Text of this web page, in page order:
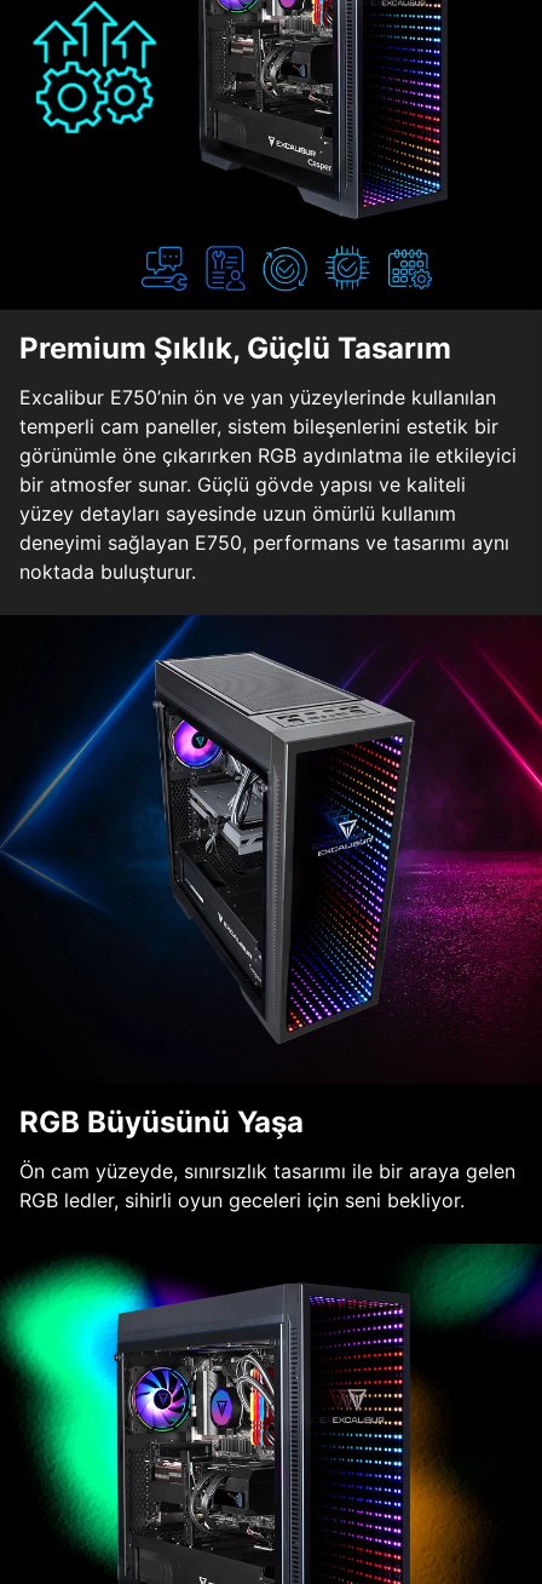
Premium Şıklık, Güçlü Tasarım
Excalibur E750’nin ön ve yan yüzeylerinde kullanılan
temperli cam paneller, sistem bileşenlerini estetik bir
görünümle öne çıkarırken RGB aydınlatma ile etkileyici
bir atmosfer sunar. Güçlü gövde yapısı ve kaliteli
yüzey detayları sayesinde uzun ömürlü kullanım
deneyimi sağlayan E750, performans ve tasarımı aynı
noktada buluşturur.
RGB Büyüsünü Yaşa
Ön cam yüzeyde, sınırsızlık tasarımı ile bir araya gelen
RGB ledler, sihirli oyun geceleri için seni bekliyor.